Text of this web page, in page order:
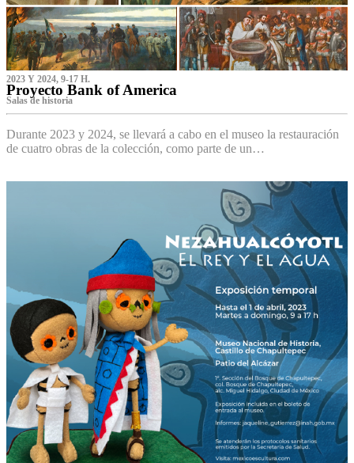
2023 Y 2024, 9-17 H.
Proyecto Bank of America
S‌alas de historia
Durante 2023 y 2024, se llevará a cabo en el museo la restauración
de cuatro obras de la colección, como parte de un…